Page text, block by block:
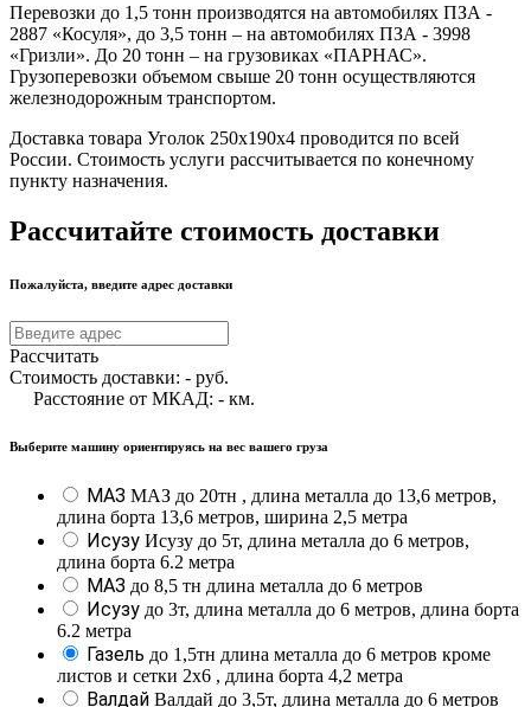
Перевозки до 1,5 тонн производятся на автомобилях ПЗА -
2887 «Косуля», до 3,5 тонн – на автомобилях ПЗА - 3998
«Гризли». До 20 тонн – на грузовиках «ПАРНАС».
Грузоперевозки объемом свыше 20 тонн осуществляются
железнодорожным транспортом.
Доставка товара Уголок 250х190х4 проводится по всей
России. Стоимость услуги рассчитывается по конечному
пункту назначения.
Рассчитайте стоимость доставки
Пожалуйста, введите адрес доставки
Рассчитать
Стоимость доставки: - руб.
Расстояние от МКАД: - км.
Выберите машину ориентируясь на вес вашего груза
МАЗ МАЗ до 20тн , длина металла до 13,6 метров,
длина борта 13,6 метров, ширина 2,5 метра
Исузу Исузу до 5т, длина металла до 6 метров,
длина борта 6.2 метра
МАЗ до 8,5 тн длина металла до 6 метров
Исузу до 3т, длина металла до 6 метров, длина борта
6.2 метра
Газель до 1,5тн длина металла до 6 метров кроме
листов и сетки 2х6 , длина борта 4,2 метра
Валдай Валдай до 3,5т, длина металла до 6 метров